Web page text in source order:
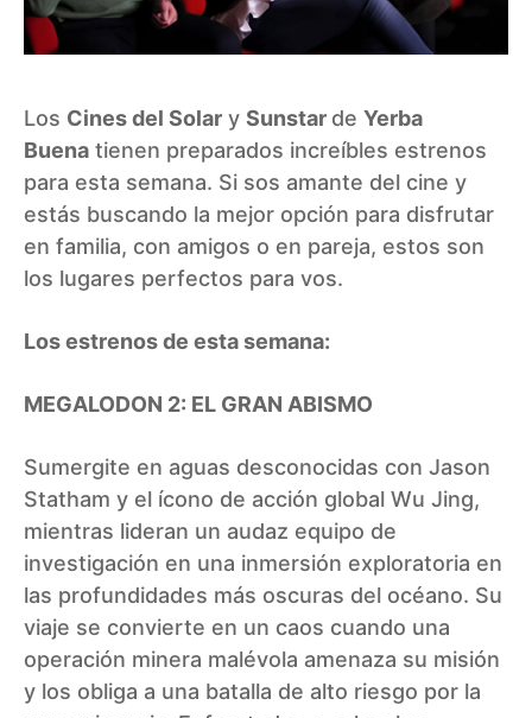
Los Cines del Solar y Sunstar de Yerba
Buena tienen preparados increíbles estrenos
para esta semana. Si sos amante del cine y
estás buscando la mejor opción para disfrutar
en familia, con amigos o en pareja, estos son
los lugares perfectos para vos.
Los estrenos de esta semana:
MEGALODON 2: EL GRAN ABISMO
Sumergite en aguas desconocidas con Jason
Statham y el ícono de acción global Wu Jing,
mientras lideran un audaz equipo de
investigación en una inmersión exploratoria en
las profundidades más oscuras del océano. Su
viaje se convierte en un caos cuando una
operación minera malévola amenaza su misión
y los obliga a una batalla de alto riesgo por la